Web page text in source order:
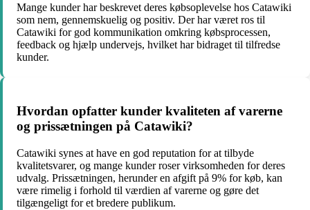
Mange kunder har beskrevet deres købsoplevelse hos Catawiki
som nem, gennemskuelig og positiv. Der har været ros til
Catawiki for god kommunikation omkring købsprocessen,
feedback og hjælp undervejs, hvilket har bidraget til tilfredse
kunder.
Hvordan opfatter kunder kvaliteten af varerne
og prissætningen på Catawiki?
Catawiki synes at have en god reputation for at tilbyde
kvalitetsvarer, og mange kunder roser virksomheden for deres
udvalg. Prissætningen, herunder en afgift på 9% for køb, kan
være rimelig i forhold til værdien af varerne og gøre det
tilgængeligt for et bredere publikum.